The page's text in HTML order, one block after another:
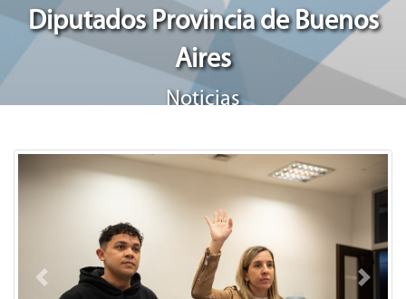
Diputados Provincia de Buenos
Aires
Noticias
Previous Next